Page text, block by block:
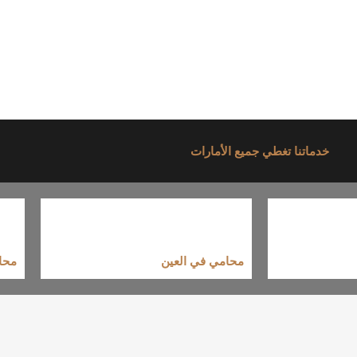
خدماتنا تغطي جميع الأمارات
محامي في العين